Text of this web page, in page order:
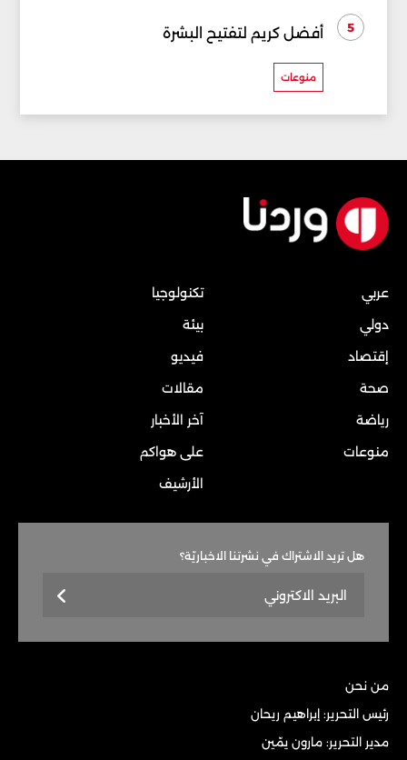
5 أفضل كريم لتفتيح البشرة
منوعات
عربي
دولي
إقتصاد
صحة
رياضة
منوعات
تكنولوجيا
بيئة
فيديو
مقالات
آخر الأخبار
على هواكم
الأرشيف
هل تريد الاشتراك في نشرتنا الاخباريّة؟
من نحن
رئيس التحرير: إبراهيم ريحان
مدير التحرير: مارون يمّين